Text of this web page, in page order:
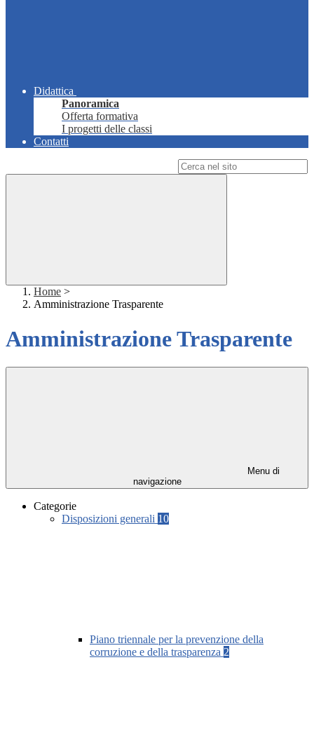
Didattica
Panoramica
Offerta formativa
I progetti delle classi
Contatti
Home >
Amministrazione Trasparente
Amministrazione Trasparente
Menu di
navigazione
Categorie
Disposizioni generali 10
Piano triennale per la prevenzione della
corruzione e della trasparenza 2